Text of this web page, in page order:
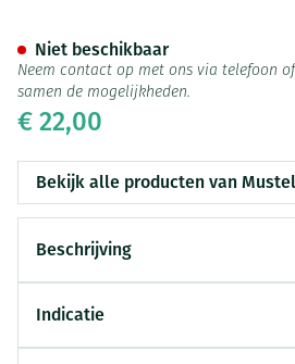
€ 22,00
Niet beschikbaar
Neem contact op met ons via telefoon
samen de mogelijkheden.
Bekijk alle producten van
Beschrijving
Indicatie